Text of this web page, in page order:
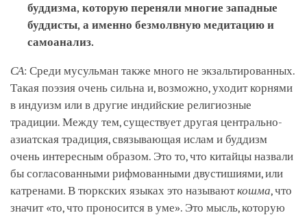
буддизма, которую переняли многие западные
буддисты, а именно безмолвную медитацию и
самоанализ.
СА: Среди мусульман также много не экзальтированных.
Такая поэзия очень сильна и, возможно, уходит корнями
в индуизм или в другие индийские религиозные
традиции. Между тем, существует другая центрально-
азиатская традиция, связывающая ислам и буддизм
очень интересным образом. Это то, что китайцы назвали
бы согласованными рифмованными двустишиями, или
катренами. В тюркских языках это называюткошма, что
значит «то, что проносится в уме». Это мысль, которую